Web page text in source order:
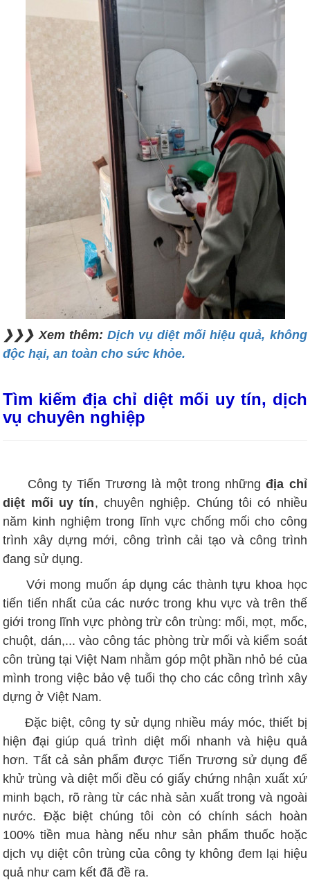
❯❯❯ Xem thêm: Dịch vụ diệt mối hiệu quả, không
độc hại, an toàn cho sức khỏe.
Tìm kiếm địa chỉ diệt mối uy tín, dịch
vụ chuyên nghiệp
Công ty Tiến Trương là một trong nhữngđịa chỉ
diệt mối uy tín, chuyên nghiệp. Chúng tôi có nhiều
năm kinh nghiệm trong lĩnh vực chống mối cho công
trình xây dựng mới, công trình cải tạo và công trình
đang sử dụng.
Với mong muốn áp dụng các thành tựu khoa học
tiến tiến nhất của các nước trong khu vực và trên thế
giới trong lĩnh vực phòng trừ côn trùng: mối, mọt, mốc,
chuột, dán,... vào công tác phòng trừ mối và kiểm soát
côn trùng tại Việt Nam nhằm góp một phần nhỏ bé của
mình trong việc bảo vệ tuổi thọ cho các công trình xây
dựng ở Việt Nam.
Đặc biệt, công ty sử dụng nhiều máy móc, thiết bị
hiện đại giúp quá trình diệt mối nhanh và hiệu quả
hơn. Tất cả sản phẩm được Tiến Trương sử dụng để
khử trùng và diệt mối đều có giấy chứng nhận xuất xứ
minh bạch, rõ ràng từ các nhà sản xuất trong và ngoài
nước. Đặc biệt chúng tôi còn có chính sách hoàn
100% tiền mua hàng nếu như sản phẩm thuốc hoặc
dịch vụ diệt côn trùng của công ty không đem lại hiệu
quả như cam kết đã đề ra.